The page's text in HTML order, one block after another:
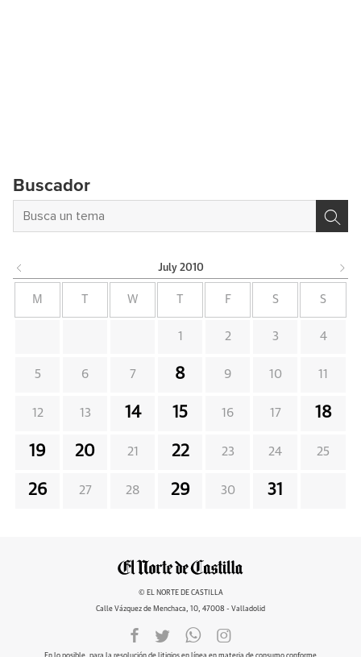
Buscador
July 2010
M W F S S
1 2 3 4
5 6 7 8 9 10 11
12 13 14 15 16 17 18
19 20 21 22 23 24 25
26 27 28 29 30 31
© EL NORTE DE CASTILLA
Calle Vázquez de Menchaca, 10, 47008 - Valladolid